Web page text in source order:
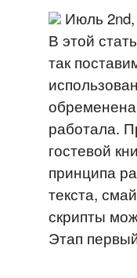
Июль
В этой
так
работала.
гостевой
принципа
текста,
скрипты
Этап